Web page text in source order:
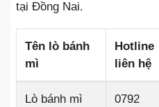
tại Đồng Nai.
Tên lò bánh
mì
Hotline
liên hệ
Lò bánh mì
0792